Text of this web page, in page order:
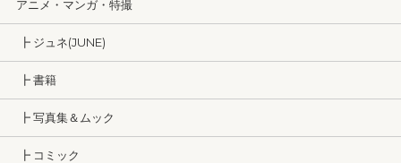
アニメ・マンガ・特撮
┣ ジュネ(JUNE)
┣ 書籍
┣ 写真集＆ムック
┣ コミック